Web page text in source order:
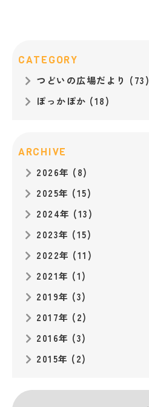
CATEGORY
つどいの広場だより (73)
ぽっかぽか (18)
ARCHIVE
2026年 (8)
2025年 (15)
2024年 (13)
2023年 (15)
2022年 (11)
2021年 (1)
2019年 (3)
2017年 (2)
2016年 (3)
2015年 (2)